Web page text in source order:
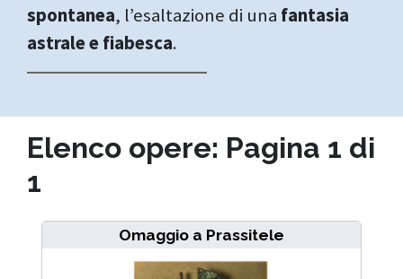
spontanea, l’esaltazione di una fantasia
astrale e fiabesca.
Elenco opere: Pagina 1 di
1
Omaggio a Prassitele